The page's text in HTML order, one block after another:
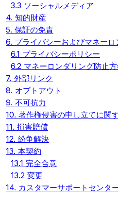
3.3 ソーシャルメディア
4. 知的財産
5. 保証の免責
6. プライバシーおよびマネー
6.1 プライバシーポリシー
6.2 マネーロンダリング防止
7. 外部リンク
8. オプトアウト
9. 不可抗力
10. 著作権侵害の申し立てに関
11. 損害賠償
12. 紛争解決
13. 本契約
13.1 完全合意
13.2 変更
14. カスタマーサポートセンタ